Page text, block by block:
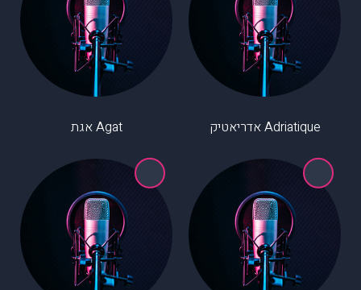
Adriatique אדריאטיק Agat אגת